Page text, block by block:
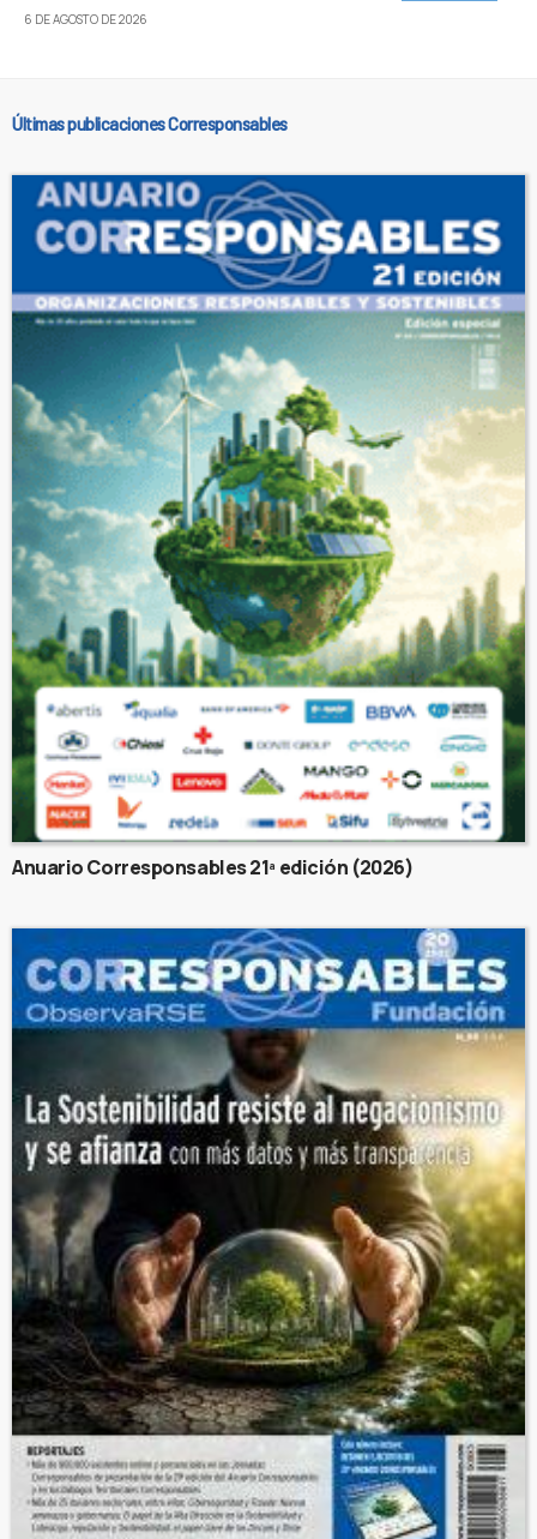
6 DE AGOSTO DE 2026
Últimas publicaciones Corresponsables
Anuario Corresponsables 21ª edición (2026)